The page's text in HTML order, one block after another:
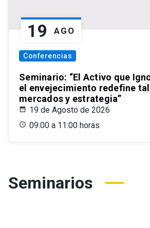
19 AGO
Conferencias
Seminario: “El Activo que
el envejecimiento redefine
mercados y estrategia”
19 de Agosto de 2026
09:00 a 11:00 horas
Seminarios